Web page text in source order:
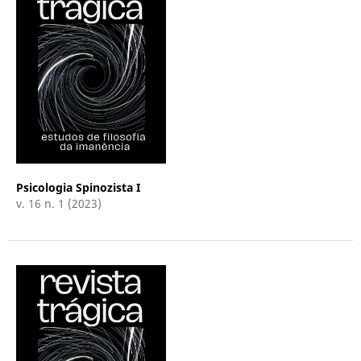
Psicologia Spinozista I
v. 16 n. 1 (2023)